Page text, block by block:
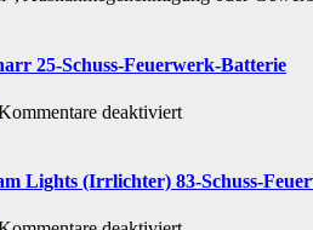
25-Schuss-Feuerwerk-Batterie
deaktiviertfür
Hofnarr
Lights (Irrlichter) 83-Schuss-